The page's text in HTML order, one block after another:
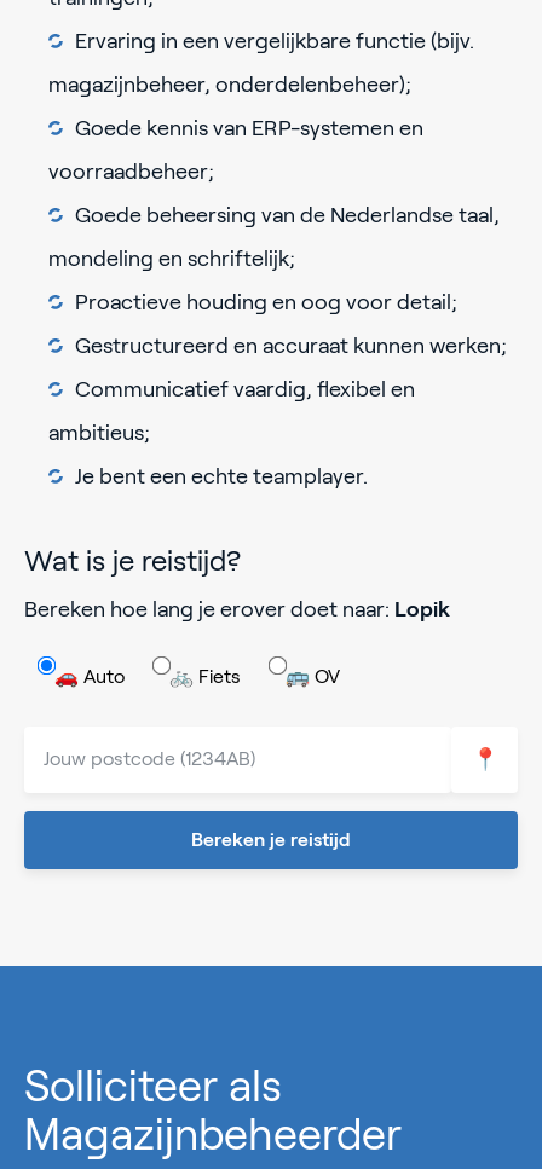
Ervaring in een vergelijkbare functie (bijv.
magazijnbeheer, onderdelenbeheer);
Goede kennis van ERP-systemen en
voorraadbeheer;
Goede beheersing van de Nederlandse taal,
mondeling en schriftelijk;
Proactieve houding en oog voor detail;
Gestructureerd en accuraat kunnen werken;
Communicatief vaardig, flexibel en
ambitieus;
Je bent een echte teamplayer.
Wat is je reistijd?
Bereken hoe lang je erover doet naar: Lopik
🚗 Auto 🚲 Fiets 🚌 OV
📍
Bereken je reistijd
Solliciteer als
Magazijnbeheerder